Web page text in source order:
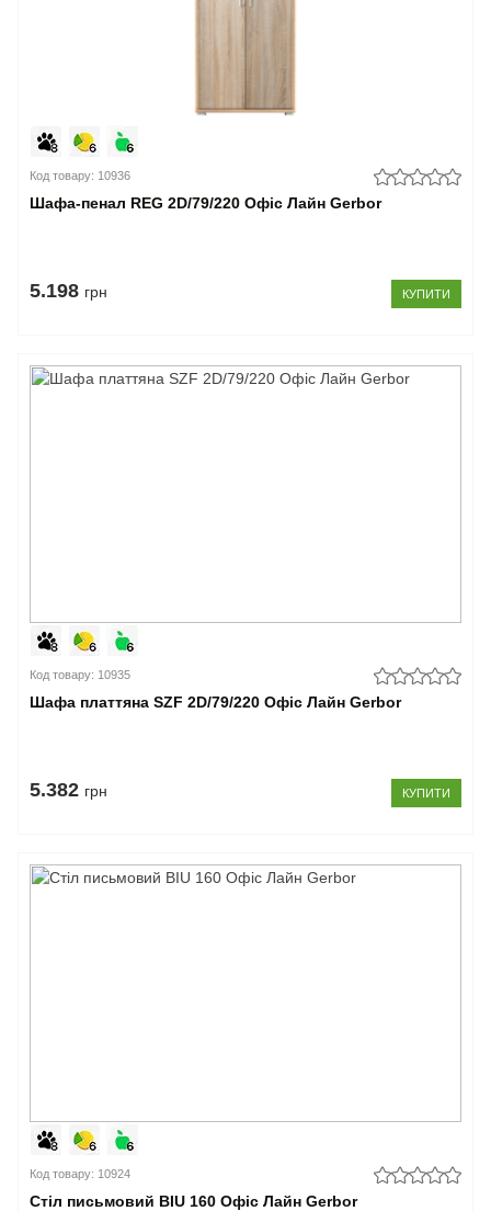
Код товару: 10936
Шафа-пенал REG 2D/79/220 Офіс Лайн Gerbor
5.198 грн КУПИТИ
Код товару: 10935
Шафа платтяна SZF 2D/79/220 Офіс Лайн Gerbor
5.382 грн КУПИТИ
Код товару: 10924
Стіл письмовий BIU 160 Офіс Лайн Gerbor